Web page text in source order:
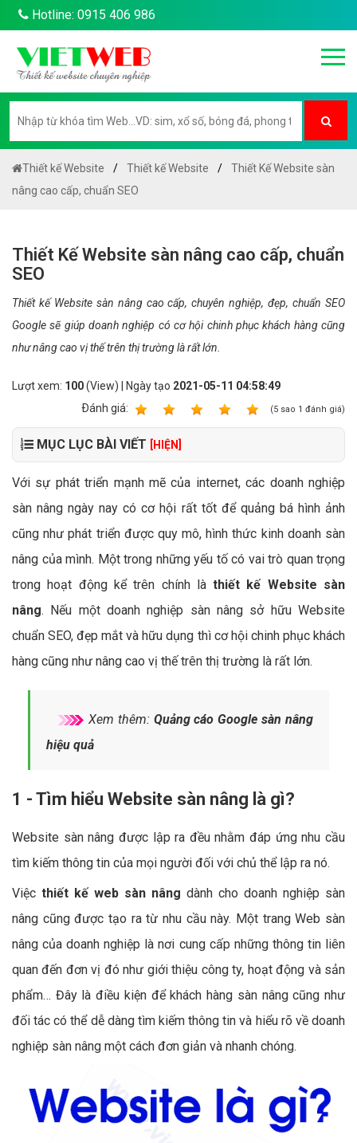
Hotline: 0915 406 986
Thiết kế Website Thiết kế Website
Thiết Kế Website sàn
nâng cao cấp, chuẩn SEO
Thiết Kế Website sàn nâng cao cấp, chuẩn
SEO
Thiết kế Website sàn nâng cao cấp, chuyên nghiệp, đẹp, chuẩn SEO
Google sẽ giúp doanh nghiệp có cơ hội chinh phục khách hàng cũng
như nâng cao vị thế trên thị trường là rất lớn.
Lượt xem: 100(View) | Ngày tạo 2021-05-11 04:58:49
Ðánh giá:
(5 sao 1 đánh giá)
MỤC LỤC BÀI VIẾT [HIỆN]
Với sự phát triển mạnh mẽ của internet, các doanh nghiệp
sàn nâng ngày nay có cơ hội rất tốt để quảng bá hình ảnh
cũng như phát triển được quy mô, hình thức kinh doanh sàn
nâng của mình. Một trong những yếu tố có vai trò quan trọng
trong hoạt động kể trên chính làthiết kế Website sàn
nâng. Nếu một doanh nghiệp sàn nâng sở hữu Website
chuẩn SEO, đẹp mắt và hữu dụng thì cơ hội chinh phục khách
hàng cũng như nâng cao vị thế trên thị trường là rất lớn.
Xem thêm: Quảng cáo Google sàn nâng
hiệu quả
1 - Tìm hiểu Website sàn nâng là gì?
Website sàn nâng được lập ra đều nhằm đáp ứng nhu cầu
tìm kiếm thông tin của mọi người đối với chủ thể lập ra nó.
Việc thiết kế web sàn nâng dành cho doanh nghiệp sàn
nâng cũng được tạo ra từ nhu cầu này. Một trang Web sàn
nâng của doanh nghiệp là nơi cung cấp những thông tin liên
quan đến đơn vị đó như giới thiệu công ty, hoạt động và sản
phẩm… Đây là điều kiện để khách hàng sàn nâng cũng như
đối tác có thể dễ dàng tìm kiếm thông tin và hiểu rõ về doanh
nghiệp sàn nâng một cách đơn giản và nhanh chóng.